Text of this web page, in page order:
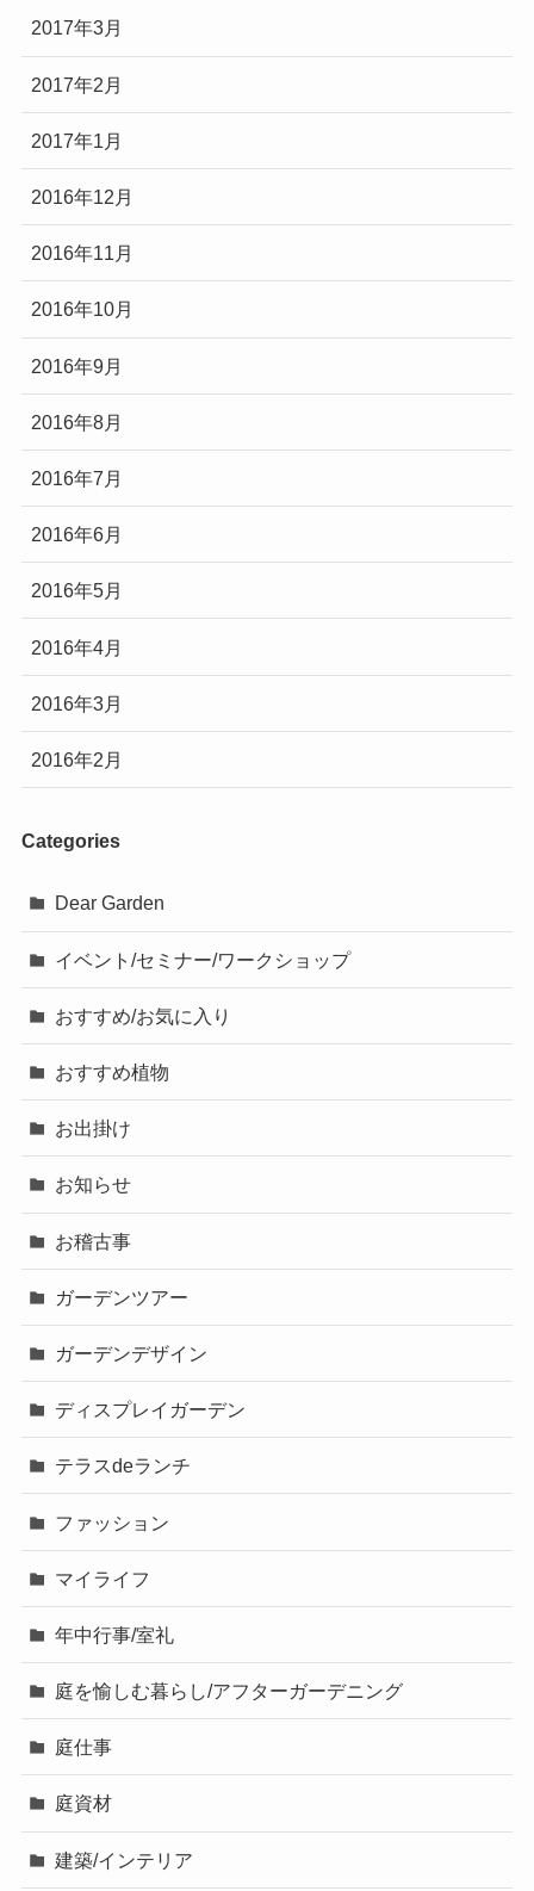
2017年3月
2017年2月
2017年1月
2016年12月
2016年11月
2016年10月
2016年9月
2016年8月
2016年7月
2016年6月
2016年5月
2016年4月
2016年3月
2016年2月
Categories
Dear Garden
イベント/セミナー/ワークショップ
おすすめ/お気に入り
おすすめ植物
お出掛け
お知らせ
お稽古事
ガーデンツアー
ガーデンデザイン
ディスプレイガーデン
テラスdeランチ
ファッション
マイライフ
年中行事/室礼
庭を愉しむ暮らし/アフターガーデニング
庭仕事
庭資材
建築/インテリア